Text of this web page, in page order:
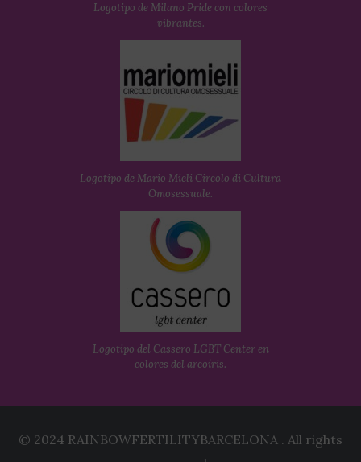
Logotipo de Milano Pride con colores
vibrantes.
Logotipo de Mario Mieli Circolo di Cultura
Omosessuale.
Logotipo del Cassero LGBT Center en
colores del arcoíris.
© 2024 RAINBOWFERTILITYBARCELONA . All rights